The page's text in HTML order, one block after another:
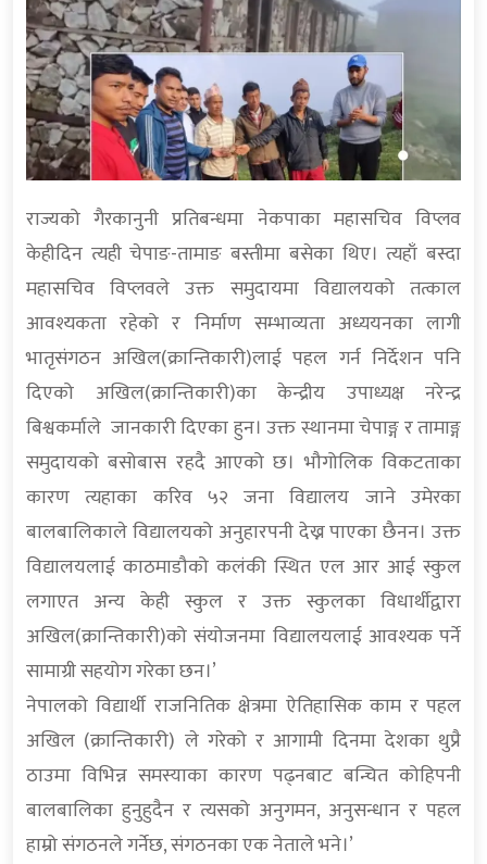
राज्यको गैरकानुनी प्रतिबन्धमा नेकपाका महासचिव विप्लव
केहीदिन त्यही चेपाङ-तामाङ बस्तीमा बसेका थिए। त्यहाँ बस्दा
महासचिव विप्लवले उक्त समुदायमा विद्यालयको तत्काल
आवश्यकता रहेको र निर्माण सम्भाव्यता अध्ययनका लागी
भातृसंगठन अखिल(क्रान्तिकारी)लाई पहल गर्न निर्देशन पनि
दिएको अखिल(क्रान्तिकारी)का केन्द्रीय उपाध्यक्ष नरेन्द्र
बिश्वकर्माले जानकारी दिएका हुन। उक्त स्थानमा चेपाङ्ग र तामाङ्ग
समुदायको बसोबास रहदै आएको छ। भौगोलिक विकटताका
कारण त्यहाका करिव ५२ जना विद्यालय जाने उमेरका
बालबालिकाले विद्यालयको अनुहारपनी देख्न पाएका छैनन। उक्त
विद्यालयलाई काठमाडौको कलंकी स्थित एल आर आई स्कुल
लगाएत अन्य केही स्कुल र उक्त स्कुलका विधार्थीद्वारा
अखिल(क्रान्तिकारी)को संयोजनमा विद्यालयलाई आवश्यक पर्ने
सामाग्री सहयोग गरेका छन।’
नेपालको विद्यार्थी राजनितिक क्षेत्रमा ऐतिहासिक काम र पहल
अखिल (क्रान्तिकारी) ले गरेको र आगामी दिनमा देशका थुप्रै
ठाउमा विभिन्न समस्याका कारण पढ्नबाट बन्चित कोहिपनी
बालबालिका हुनुहुदैन र त्यसको अनुगमन, अनुसन्धान र पहल
हाम्रो संगठनले गर्नेछ, संगठनका एक नेताले भने।’